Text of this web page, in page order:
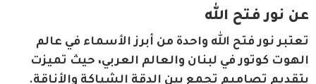
عن نور فتح الله
تعتبر نور فتح الله واحدة من أبرز الأسماء في عالم
الهوت كوتور في لبنان والعالم العربي، حيث تميزت
بتقديم تصاميم تجمع بين الدقة الشياكة والأناقة.